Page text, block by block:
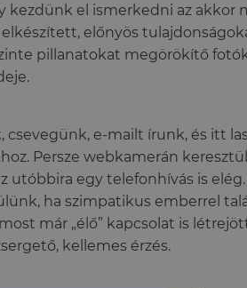
kezdünk el ismerkedni az akkor
elkészített, előnyös
pillanatokat megörökítő
csevegünk, e-mailt írunk, és itt
Persze webkamerán
utóbbira egy telefonhívás is
ha szimpatikus emberrel
már „élő” kapcsolat is
kellemes érzés.